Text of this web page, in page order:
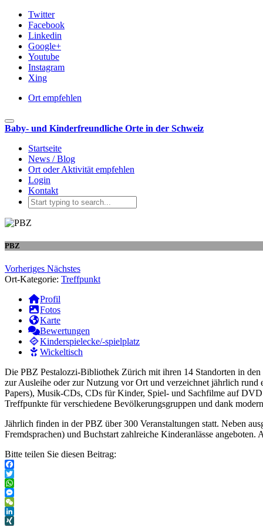
Twitter
Facebook
Linkedin
Google+
Youtube
Instagram
Xing
Ort empfehlen
Toggle navigation
Baby- und Kinderfreundliche Orte in der Schweiz
Startseite
News / Blog
Ort oder Aktivität empfehlen
Login
Kontakt
PBZ
Vorheriges Nächstes
Ort-Kategorie: Treffpunkt
Profil
Fotos
Karte
Bewertungen
Kinderspielecke/-spielplatz
Wickeltisch
Die PBZ Pestalozzi-Bibliothek Zürich mit ihren 14 Standorten in
zur Ausleihe oder zur Nutzung vor Ort und verzeichnet jährlich
Papers), Musik-CDs, CDs für Kinder, Spiel- und Sachfilme auf
Treffpunkte für verschiedene Bevölkerungsgruppen und dank
Jährlich finden in der PBZ über 300 Veranstaltungen statt. Neben
Fremdsprachen) und Buchstart zahlreiche Kinderanlässe
Bitte teilen Sie diesen Beitrag:
Facebook
Twitter
WhatsApp
Messenger
WeChat
LinkedIn